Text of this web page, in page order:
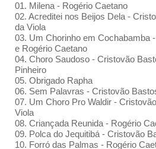
01. Milena - Rogério Caetano
02. Acreditei nos Beijos Dela -
da Viola
03. Um Chorinho em Cochabamba
e Rogério Caetano
04. Choro Saudoso - Cristovão
Pinheiro
05. Obrigado Rapha
06. Sem Palavras - Cristovão
07. Um Choro Pro Waldir -
Viola
08. Criançada Reunida - Rogério
09. Polca do Jequitibá - Cristovão
10. Forró das Palmas - Rogério